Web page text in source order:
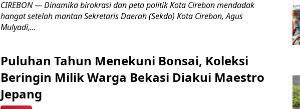
CIREBON — Dinamika birokrasi dan peta politik Kota Cirebon mendadak
hangat setelah mantan Sekretaris Daerah (Sekda) Kota Cirebon, Agus
Mulyadi,...
Puluhan Tahun Menekuni Bonsai, Koleksi
Beringin Milik Warga Bekasi Diakui Maestro
Jepang